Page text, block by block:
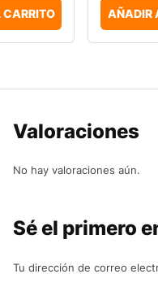
AÑADIR
Valoraciones
No hay valoraciones aún.
Sé el primero
Tu dirección de correo